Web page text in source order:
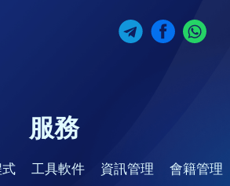
服務
工具軟件 資訊管理 會籍管理